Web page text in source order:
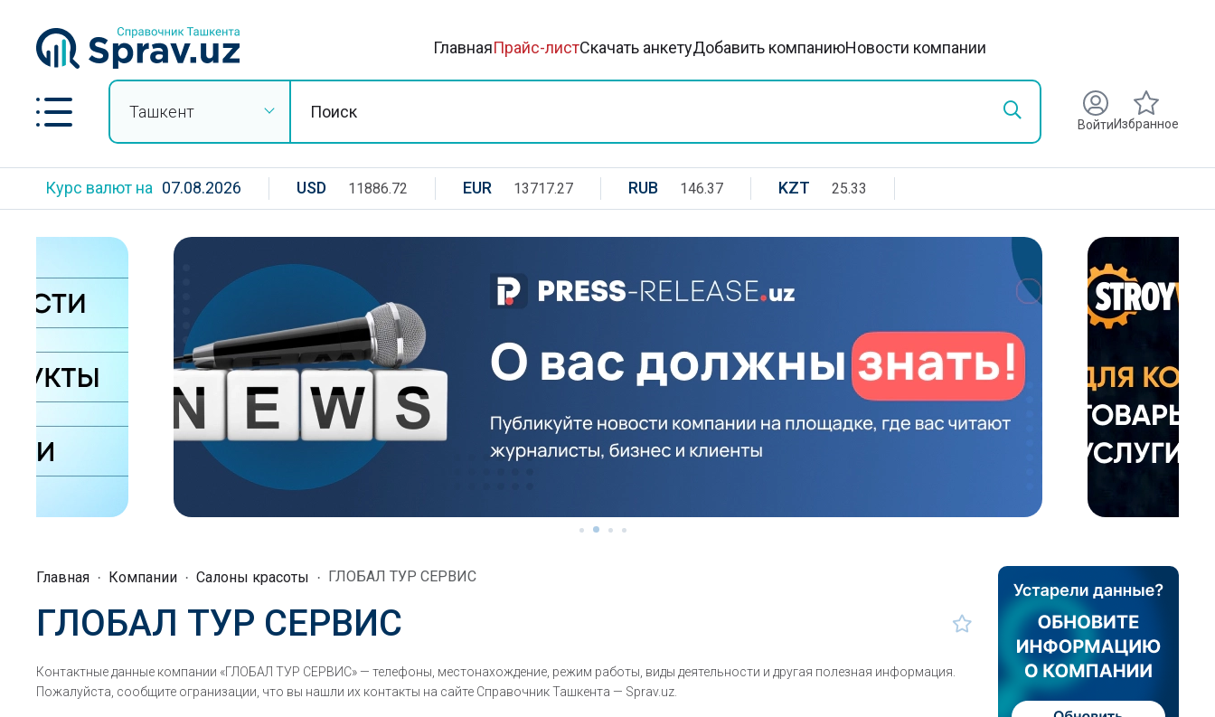
ГлавнаяПрайс-листСкачать анкетуДобавить компаниюНовости компании
Ташкент
ВойтиИзбранное
Курс валют на 07.08.2026 USD 11886.72 EUR 13717.27 RUB 146.37 KZT 25.33
Главная Компании Салоны красоты ГЛОБАЛ ТУР СЕРВИС
ГЛОБАЛ ТУР СЕРВИС
Контактные данные компании «ГЛОБАЛ ТУР СЕРВИС» — телефоны, местонахождение, режим работы, виды деятельности и другая полезная информация.
Пожалуйста, сообщите огранизации, что вы нашли их контакты на сайте Справочник Ташкента — Sprav.uz.